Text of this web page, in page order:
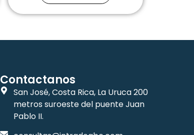
Contactanos
San José, Costa Rica, La Uruca 200
metros suroeste del puente Juan
Pablo II.